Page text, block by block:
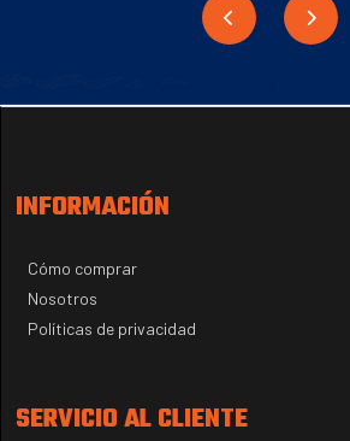
INFORMACIÓN
Cómo comprar
Nosotros
Políticas de privacidad
SERVICIO AL CLIENTE